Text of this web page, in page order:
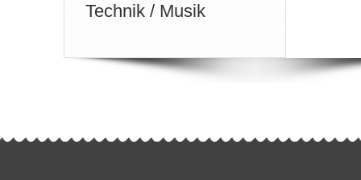
Technik / Musik